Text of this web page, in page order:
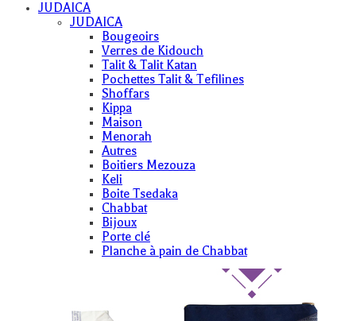
JUDAICA
JUDAICA
Bougeoirs
Verres de Kidouch
Talit & Talit Katan
Pochettes Talit & Tefilines
Shoffars
Kippa
Maison
Menorah
Autres
Boitiers Mezouza
Keli
Boite Tsedaka
Chabbat
Bijoux
Porte clé
Planche à pain de Chabbat